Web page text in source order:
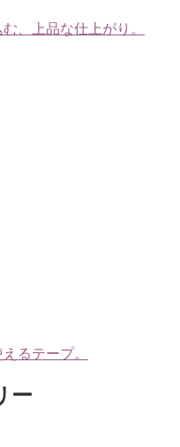
、上品な仕上がり。
るテープ。
ー